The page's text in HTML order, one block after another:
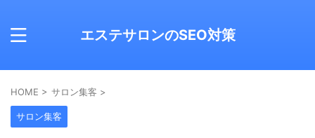
エステサロンのSEO対策
HOME > サロン集客 >
サロン集客